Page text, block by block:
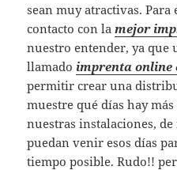
sean muy atractivas.
contacto con lamejor
nuestro entender, ya que
llamado imprenta online
permitir crear una
muestre qué días hay
nuestras instalaciones,
puedan venir esos días
tiempo posible. Rudo!!